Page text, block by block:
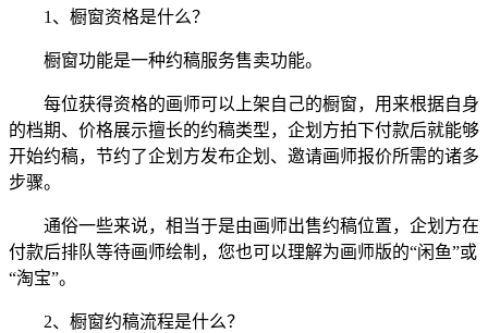
1、橱窗资格是什么？
橱窗功能是一种约稿服务售卖功能。
每位获得资格的画师可以上架自己的橱窗，用来根据自身
的档期、价格展示擅长的约稿类型，企划方拍下付款后就能够
开始约稿，节约了企划方发布企划、邀请画师报价所需的诸多
步骤。
通俗一些来说，相当于是由画师出售约稿位置，企划方在
付款后排队等待画师绘制，您也可以理解为画师版的“闲鱼”或
“淘宝”。
2、橱窗约稿流程是什么？